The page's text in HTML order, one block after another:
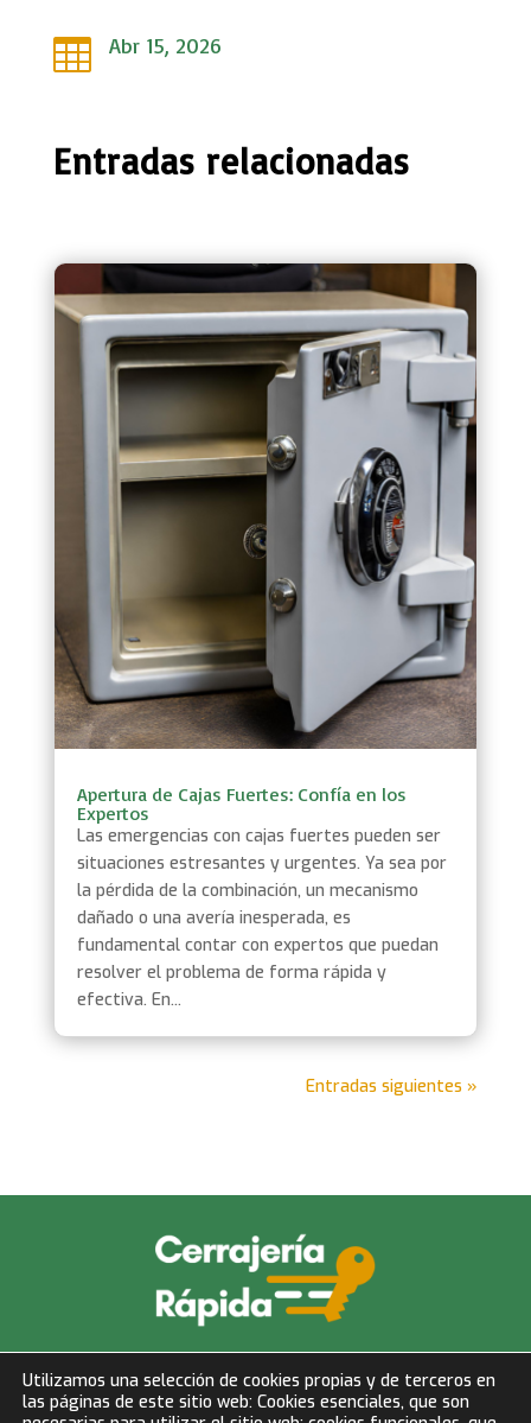
 Abr 15, 2026
Entradas relacionadas
Apertura de Cajas Fuertes: Confía en los
Expertos
Las emergencias con cajas fuertes pueden ser
situaciones estresantes y urgentes. Ya sea por
la pérdida de la combinación, un mecanismo
dañado o una avería inesperada, es
fundamental contar con expertos que puedan
resolver el problema de forma rápida y
efectiva. En...
Entradas siguientes »
info@cerrajeriarapida.net
677 153 750
Utilizamos una selección de cookies propias y de terceros en
las páginas de este sitio web: Cookies esenciales, que son